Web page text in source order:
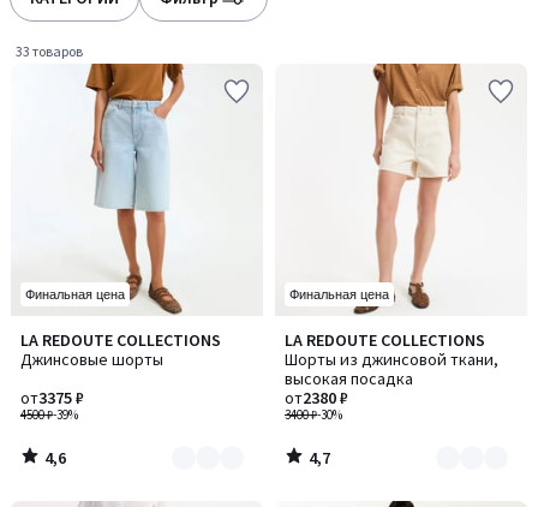
33 товаров
Финальная цена
LA REDOUTE COLLECTIONS
Джинсовые шорты
4500 ₽-39%
от3375 ₽
4,6
/ 5
Количество
цветов:
4,6
/
Финальная цена
LA REDOUTE COLLECTIONS
Шорты из джинсовой ткани,
высокая посадка
3400 ₽-30%
от2380 ₽
4,7
/ 5
Количество
цветов:
4
4,7
/